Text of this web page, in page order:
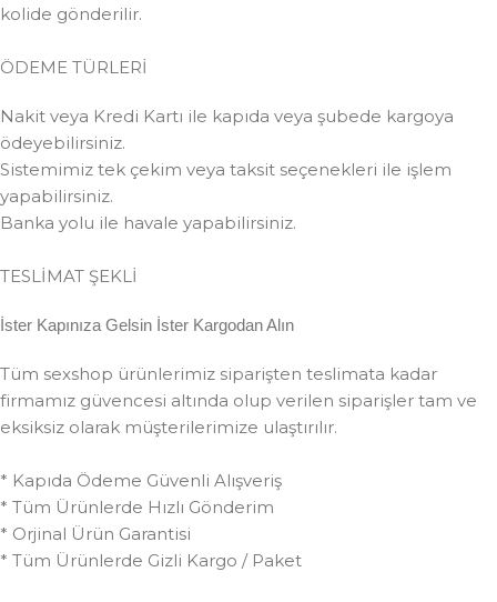
kolide gönderilir.
ÖDEME TÜRLERİ
Nakit veya Kredi Kartı ile kapıda veya şubede kargoya
ödeyebilirsiniz.
Sistemimiz tek çekim veya taksit seçenekleri ile işlem
yapabilirsiniz.
Banka yolu ile havale yapabilirsiniz.
TESLİMAT ŞEKLİ
İster Kapınıza Gelsin İster Kargodan Alın
Tüm sexshop ürünlerimiz siparişten teslimata kadar
firmamız güvencesi altında olup verilen siparişler tam ve
eksiksiz olarak müşterilerimize ulaştırılır.
* Kapıda Ödeme Güvenli Alışveriş
* Tüm Ürünlerde Hızlı Gönderim
* Orjinal Ürün Garantisi
* Tüm Ürünlerde Gizli Kargo / Paket